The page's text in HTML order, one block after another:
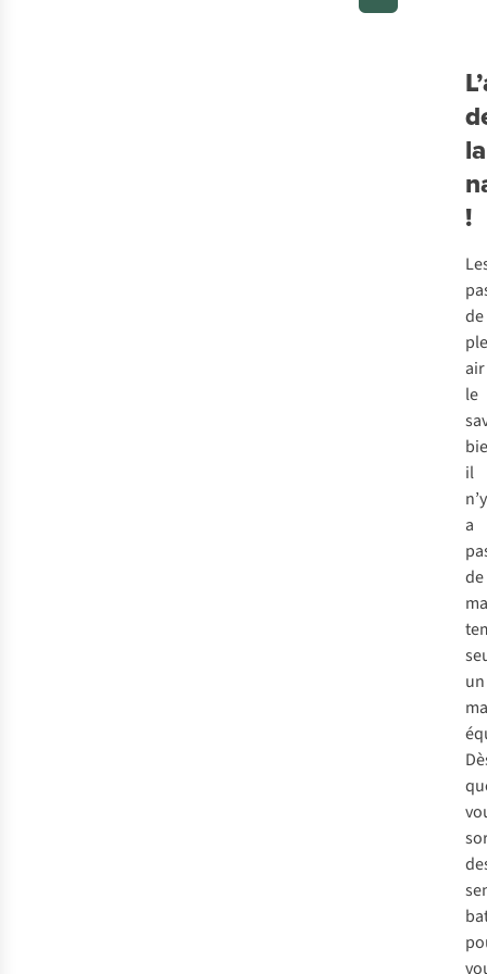
un
la
!
de
air
le
il
n’y
a
de
un